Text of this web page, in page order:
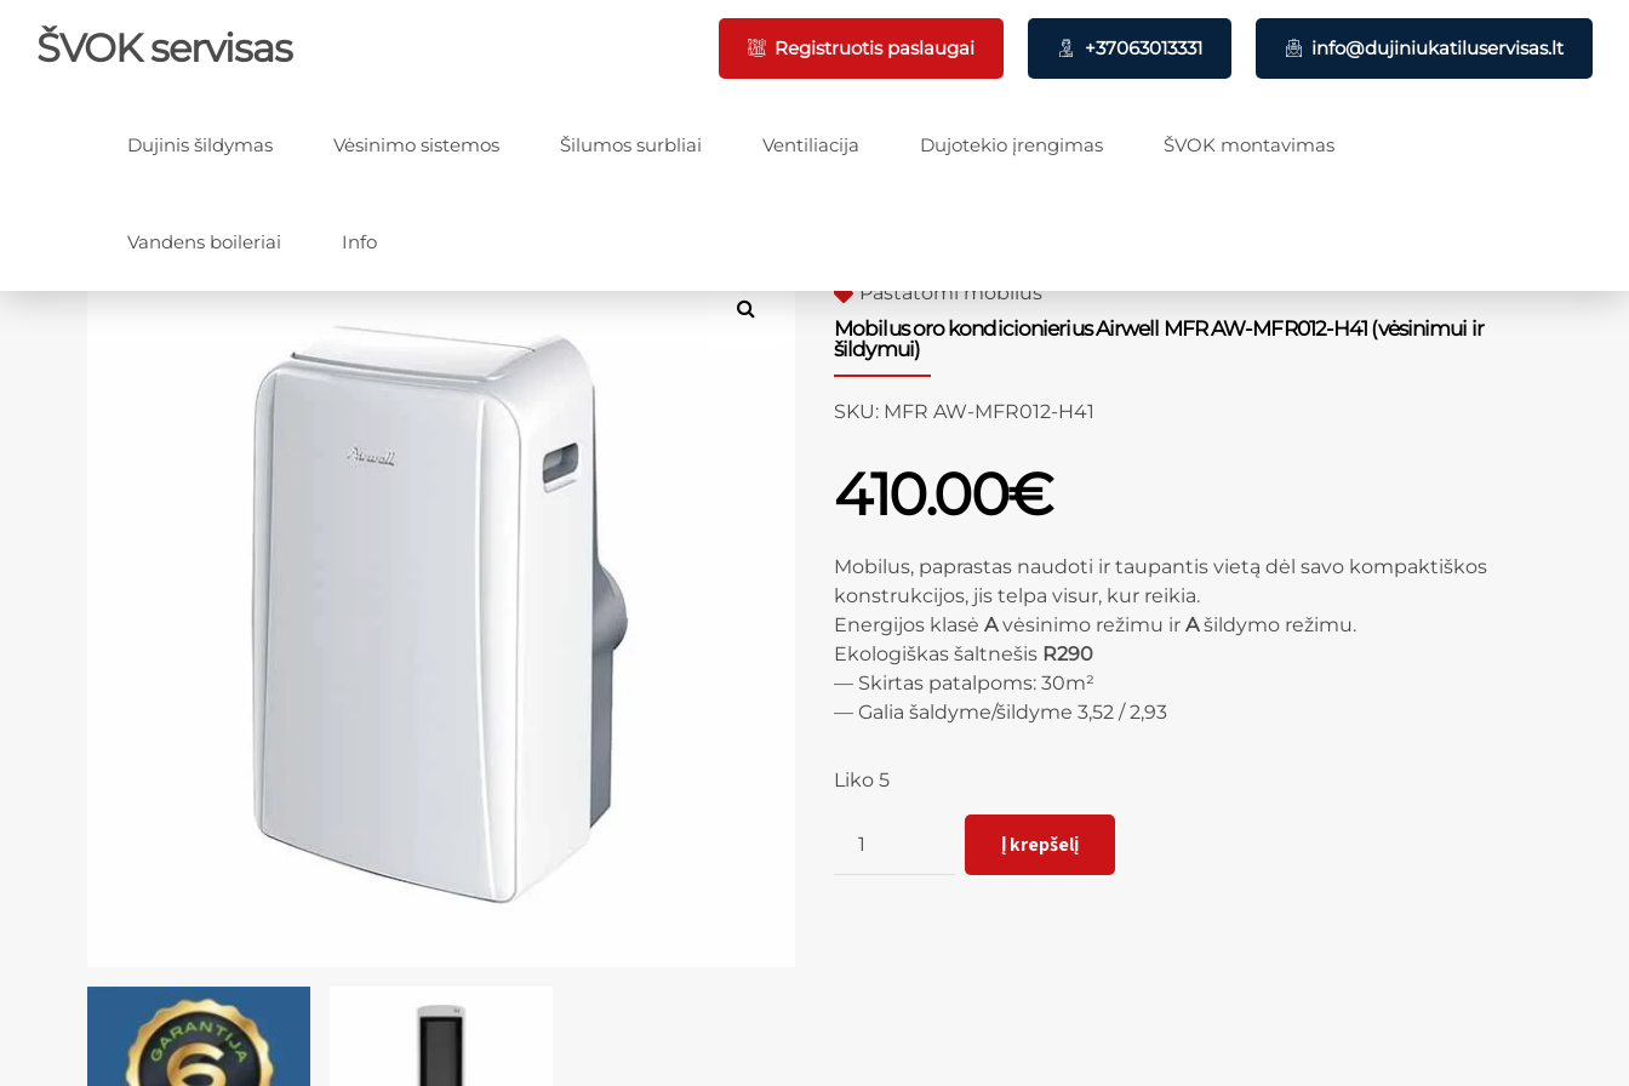
ŠVOK servisas Registruotis paslaugai +37063013331 info@dujiniukatiluservisas.lt
Dujinis šildymas Vėsinimo sistemos Šilumos surbliai Ventiliacija Dujotekio įrengimas ŠVOK montavimas
Vandens boileriai Info
Pastatomi mobilūs
Mobilus oro kondicionierius Airwell MFR AW-MFR012-H41 (vėsinimui ir
šildymui)
SKU: MFR AW-MFR012-H41
410.00€
Mobilus, paprastas naudoti ir taupantis vietą dėl savo kompaktiškos
konstrukcijos, jis telpa visur, kur reikia.
Energijos klasė Avėsinimo režimu ir Ašildymo režimu.
Ekologiškas šaltnešis R290
— Skirtas patalpoms: 30m²
— Galia šaldyme/šildyme 3,52 / 2,93
Liko 5
Į krepšelį